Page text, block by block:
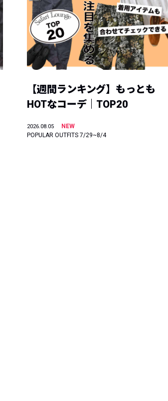
【週間ランキング】もっとも
HOTなコーデ｜TOP20
2026.08.05
NEW
POPULAR OUTFITS 7/29~8/4